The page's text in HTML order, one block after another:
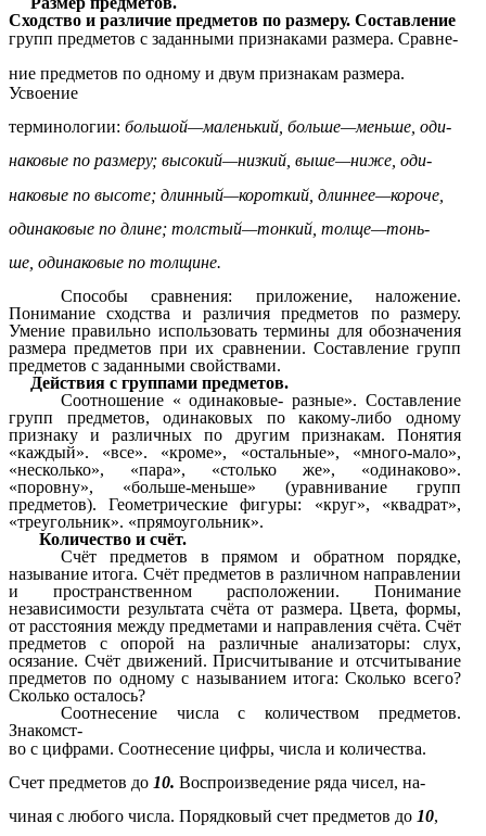
Сходство и различие предметов по размеру. Составление
групп предметов с заданными признаками размера. Сравне-
ние предметов по одному и двум признакам размера.
Усвоение
терминологии: большой—маленький, больше—меньше, оди-
наковые по размеру; высокий—низкий, выше—ниже, оди-
наковые по высоте; длинный—короткий, длиннее—короче,
одинаковые по длине; толстый—тонкий, толще—тонь-
ше, одинаковые по толщине.
Способы сравнения: приложение, наложение.
Понимание сходства и различия предметов по размеру.
Умение правильно использовать термины для обозначения
размера предметов при их сравнении. Составление групп
предметов с заданными свойствами.
Действия с группами предметов.
Соотношение « одинаковые- разные». Составление
групп предметов, одинаковых по какому-либо одному
признаку и различных по другим признакам. Понятия
«каждый». «все». «кроме», «остальные», «много-мало»,
«несколько», «пара», «столько же», «одинаково».
«поровну», «больше-меньше» (уравнивание групп
предметов). Геометрические фигуры: «круг», «квадрат»,
«треугольник». «прямоугольник».
Количество и счёт.
Счёт предметов в прямом и обратном порядке,
называние итога. Счёт предметов в различном направлении
и пространственном расположении. Понимание
независимости результата счёта от размера. Цвета, формы,
от расстояния между предметами и направления счёта. Счёт
предметов с опорой на различные анализаторы: слух,
осязание. Счёт движений. Присчитывание и отсчитывание
предметов по одному с называнием итога: Сколько всего?
Сколько осталось?
Соотнесение числа с количеством предметов.
Знакомст-
во с цифрами. Соотнесение цифры, числа и количества.
Счет предметов до 10. Воспроизведение ряда чисел, на-
чиная с любого числа. Порядковый счет предметов до 10,